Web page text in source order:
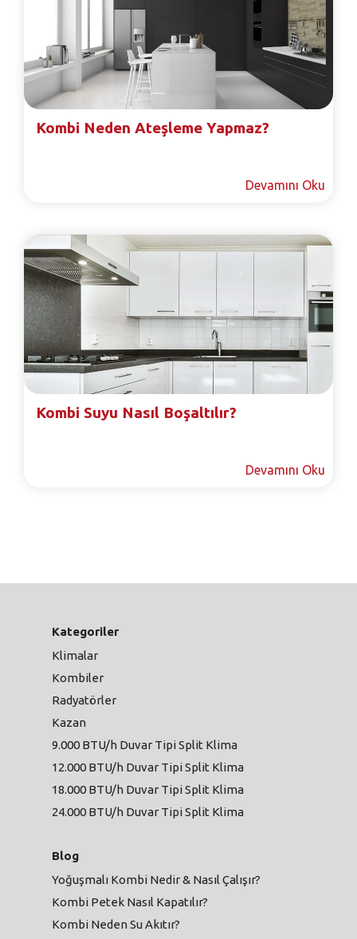
Kombi Neden Ateşleme Yapmaz?
Devamını Oku
Kombi Suyu Nasıl Boşaltılır?
Devamını Oku
Kategoriler
Klimalar
Kombiler
Radyatörler
Kazan
9.000 BTU/h Duvar Tipi Split Klima
12.000 BTU/h Duvar Tipi Split Klima
18.000 BTU/h Duvar Tipi Split Klima
24.000 BTU/h Duvar Tipi Split Klima
Blog
Yoğuşmalı Kombi Nedir & Nasıl Çalışır?
Kombi Petek Nasıl Kapatılır?
Kombi Neden Su Akıtır?